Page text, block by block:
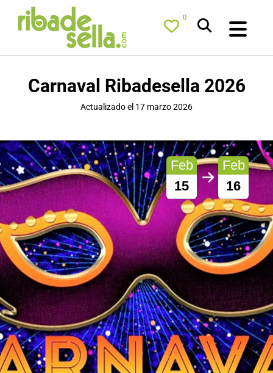
0
Carnaval Ribadesella 2026
Actualizado el 17 marzo 2026
Feb
15
Feb
16